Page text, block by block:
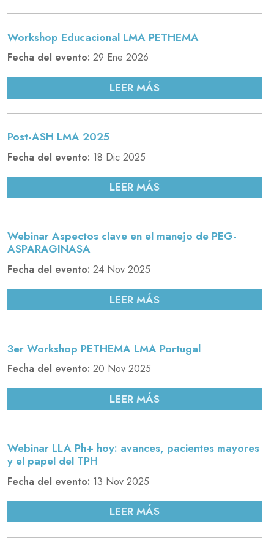
Workshop Educacional LMA PETHEMA
Fecha del evento: 29 Ene 2026
LEER MÁS
Post-ASH LMA 2025
Fecha del evento: 18 Dic 2025
LEER MÁS
Webinar Aspectos clave en el manejo de PEG-
ASPARAGINASA
Fecha del evento: 24 Nov 2025
LEER MÁS
3er Workshop PETHEMA LMA Portugal
Fecha del evento: 20 Nov 2025
LEER MÁS
Webinar LLA Ph+ hoy: avances, pacientes mayores
y el papel del TPH
Fecha del evento: 13 Nov 2025
LEER MÁS